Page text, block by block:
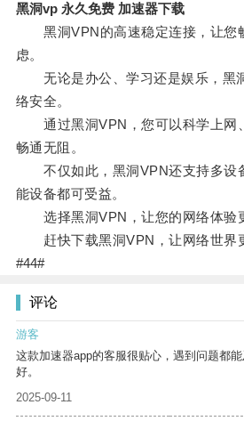
黑洞vp 永久免费 加速器下载
黑洞VPN的高速稳定连接，让您
虑。
无论是办公、学习还是娱乐，黑
络安全。
通过黑洞VPN，您可以科学上网
畅通无阻。
不仅如此，黑洞VPN还支持多设
能设备都可受益。
选择黑洞VPN，让您的网络体验
赶快下载黑洞VPN，让网络世界
#44#
评论
游客
这款加速器app的客服很贴心，遇到问题都
好。
2025-09-11